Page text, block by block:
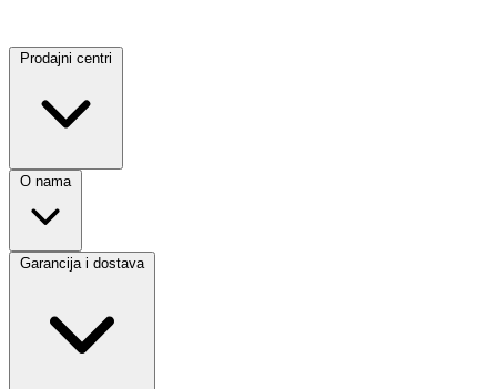
Prodajni centri
O nama
Garancija i dostava